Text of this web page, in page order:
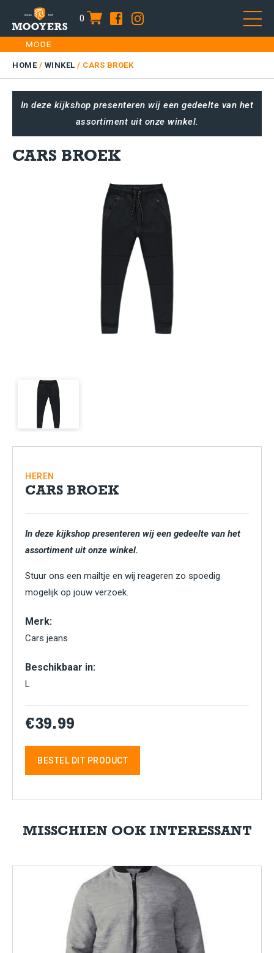
0 item
Skip
to
content
HOME
DAMES
KIDS
PLUS SIZE
HOME/ WINKEL / CARS BROEK
In deze kijkshop presenteren wij een gedeelte van het
assortiment uit onze winkel.
CARS BROEK
HEREN
CARS BROEK
In deze kijkshop presenteren wij een gedeelte van het
assortiment uit onze winkel.
Stuur ons een mailtje en wij reageren zo spoedig
mogelijk op jouw verzoek.
Merk:
Cars jeans
Beschikbaar in:
L
€39.99
BESTEL DIT PRODUCT
MISSCHIEN OOK INTERESSANT